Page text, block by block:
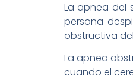
La apnea del
persona
obstructiva
La apnea
cuando el